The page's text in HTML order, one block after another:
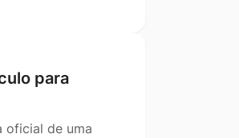
para
oficial de uma